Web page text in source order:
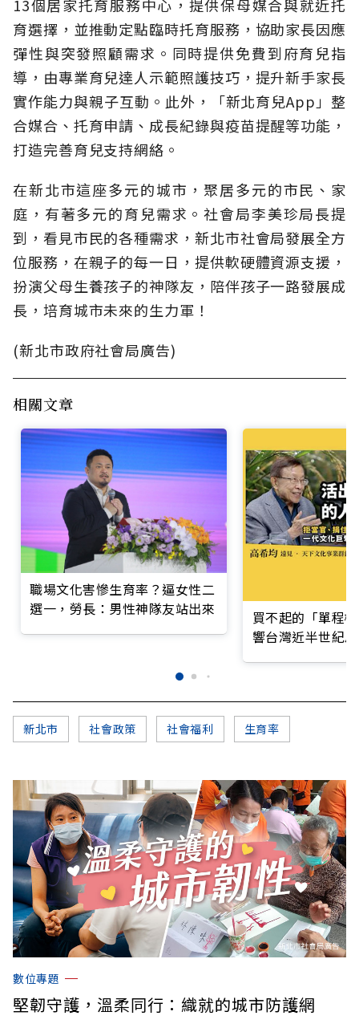
13個居家托育服務中心，提供保母媒合與就近托
育選擇，並推動定點臨時托育服務，協助家長因應
彈性與突發照顧需求。同時提供免費到府育兒指
導，由專業育兒達人示範照護技巧，提升新手家長
實作能力與親子互動。此外，「新北育兒App」整
合媒合、托育申請、成長紀錄與疫苗提醒等功能，
打造完善育兒支持網絡。
在新北市這座多元的城市，聚居多元的市民、家
庭，有著多元的育兒需求。社會局李美珍局長提
到，看見市民的各種需求，新北市社會局發展全方
位服務，在親子的每一日，提供軟硬體資源支援，
扮演父母生養孩子的神隊友，陪伴孩子一路發展成
長，培育城市未來的生力軍！
(新北市政府社會局廣告)
相關文章
職場文化害慘生育率？逼女性二
選一，勞長：男性神隊友站出來
買不起的「單程
響台灣近半世紀
新北市 社會政策 社會福利 生育率
數位專題
堅韌守護，溫柔同行：織就的城市防護網